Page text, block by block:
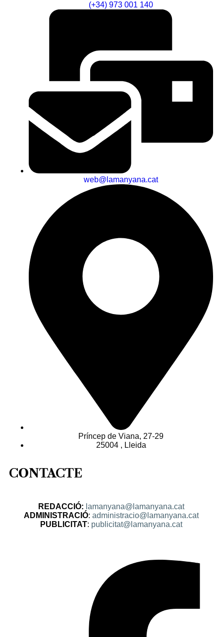
(+34) 973 001 140
web@lamanyana.cat
Príncep de Viana, 27-29
25004 , Lleida
CONTACTE
REDACCIÓ: lamanyana@lamanyana.cat
ADMINISTRACIÓ: administracio@lamanyana.cat
PUBLICITAT: publicitat@lamanyana.cat